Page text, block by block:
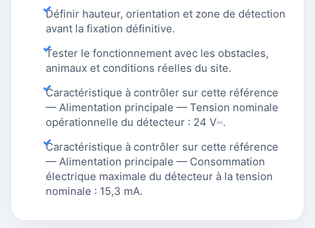
Définir hauteur, orientation et zone de détection
avant la fixation définitive.
Tester le fonctionnement avec les obstacles,
animaux et conditions réelles du site.
Caractéristique à contrôler sur cette référence
— Alimentation principale — Tension nominale
opérationnelle du détecteur : 24 V⎓.
Caractéristique à contrôler sur cette référence
— Alimentation principale — Consommation
électrique maximale du détecteur à la tension
nominale : 15,3 mA.